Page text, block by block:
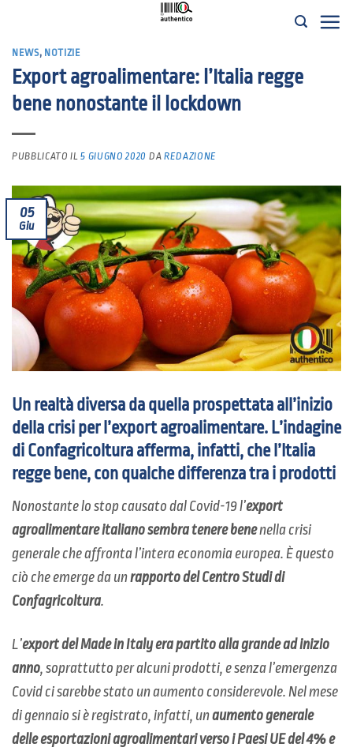
contenuti
NEWS, NOTIZIE
Export agroalimentare: l’Italia regge
bene nonostante il lockdown
PUBBLICATO IL5 GIUGNO 2020 DA REDAZIONE
05
Giu
Un realtà diversa da quella prospettata all’inizio
della crisi per l’export agroalimentare. L’indagine
di Confagricoltura afferma, infatti, che l’Italia
regge bene, con qualche differenza tra i prodotti
Nonostante lo stop causato dal Covid-19 l’export
agroalimentare italiano sembra tenere benenella crisi
generale che affronta l’intera economia europea. È questo
ciò che emerge da unrapporto del Centro Studi di
Confagricoltura.
L’export del Made in Italy era partito alla grande ad inizio
anno, soprattutto per alcuni prodotti, e senza l’emergenza
Covid ci sarebbe stato un aumento considerevole. Nel mese
di gennaio si è registrato, infatti, unaumento generale
delle esportazioni agroalimentari verso i Paesi UE del 4% e